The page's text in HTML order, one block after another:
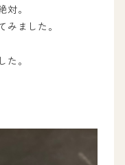
。
みました。
。